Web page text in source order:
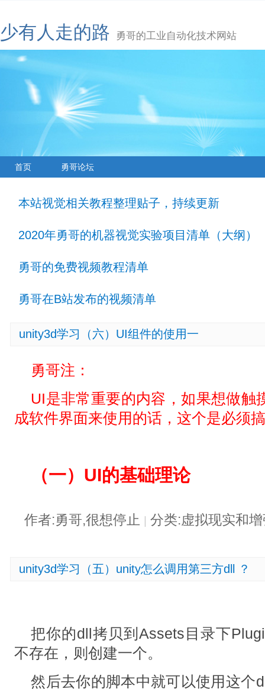
少有人走的路 勇哥的工业自动化技术网站
首页 勇哥论坛
本站视觉相关教程整理贴子，持续更新
2020年勇哥的机器视觉实验项目清单（大纲）
勇哥的免费视频教程清单
勇哥在B站发布的视频清单
unity3d学习（六）UI组件的使用一
勇哥注：
UI是非常重要的内容，如果想做触
成软件界面来使用的话，这个是必须
（一）UI的基础理论
作者:勇哥,很想停止 分类:虚拟现实和
unity3d学习（五）unity怎么调用第三方dll ？
把你的dll拷贝到Assets目录下
不存在，则创建一个。
然后去你的脚本中就可以使用这个